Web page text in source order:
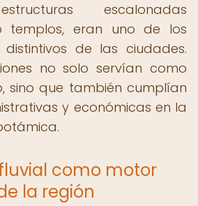
escalonadas
templos, eran uno de los
de las ciudades.
no solo servían como
sino que también cumplían
y económicas en la
como motor
la región